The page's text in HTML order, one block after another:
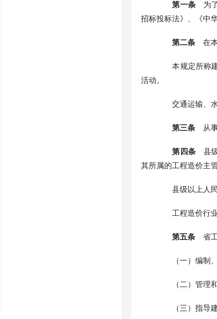
第一条为了
招标投标法》、《中
第二条 在本
本规定所称建
活动。
交通运输、水
第三条 从事
第四条县级
其所属的工程造价主
县级以上人民
工程造价行业
第五条 省工
（一）编制、
（二）管理和
（三）指导建